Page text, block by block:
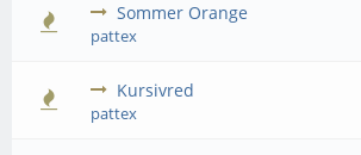
Sommer Orange
pattex
Kursivred
pattex